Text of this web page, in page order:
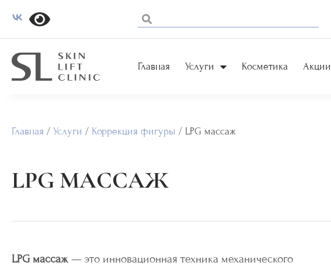
Главная Услуги Косметика Акции
Главная / Услуги / Коррекция фигуры / LPG массаж
LPG МАССАЖ
LPG массаж — это инновационная техника механического